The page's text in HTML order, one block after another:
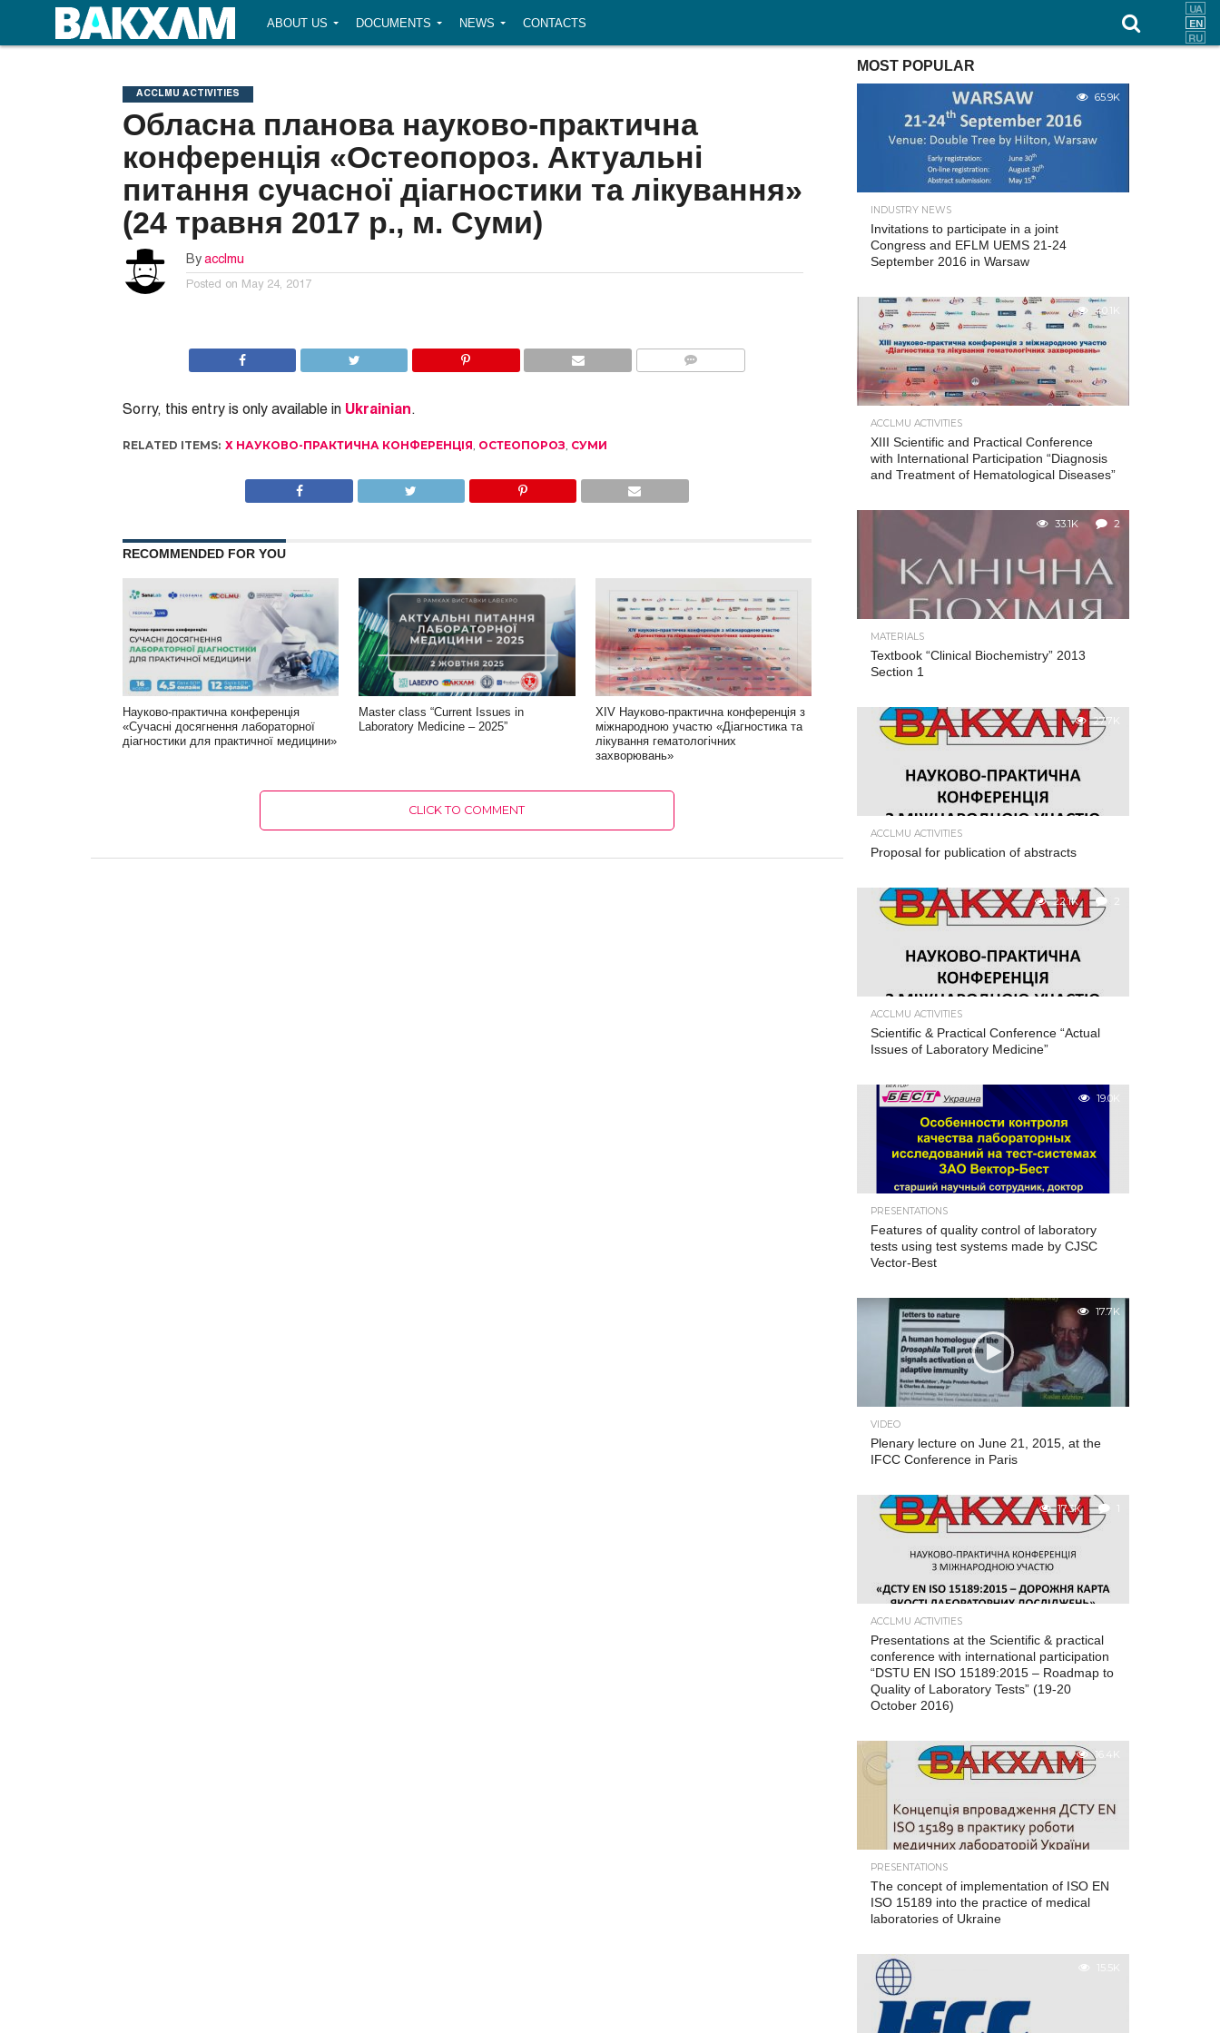
ABOUT US DOCUMENTS NEWS CONTACTS
ACCLMU ACTIVITIES
Обласна планова науково-практична
конференція «Остеопороз. Актуальні
питання сучасної діагностики та лікування»
(24 травня 2017 р., м. Суми)
By acclmu
Posted on May 24, 2017
Sorry, this entry is only available in Ukrainian.
RELATED ITEMS: Х НАУКОВО-ПРАКТИЧНА КОНФЕРЕНЦІЯ, ОСТЕОПОРОЗ, СУМИ
RECOMMENDED FOR YOU
Науково-практична конференція
«Сучасні досягнення лабораторної
діагностики для практичної медицини»
Master class “Current Issues in
Laboratory Medicine – 2025”
XIV Науково-практична конференція з
міжнародною участю «Діагностика та
лікування гематологічних
захворювань»
CLICK TO COMMENT
MOST POPULAR
65.9K
INDUSTRY NEWS
Invitations to participate in a joint
Congress and EFLM UEMS 21-24
September 2016 in Warsaw
40.1K
ACCLMU ACTIVITIES
XIII Scientific and Practical Conference
with International Participation “Diagnosis
and Treatment of Hematological Diseases”
33.1K 2
MATERIALS
Textbook “Clinical Biochemistry” 2013
Section 1
27.7K
ACCLMU ACTIVITIES
Proposal for publication of abstracts
22.1K 2
ACCLMU ACTIVITIES
Scientific & Practical Conference “Actual
Issues of Laboratory Medicine”
19.0K
PRESENTATIONS
Features of quality control of laboratory
tests using test systems made by CJSC
Vector-Best
17.7K
VIDEO
Plenary lecture on June 21, 2015, at the
IFCC Conference in Paris
17.3K 1
ACCLMU ACTIVITIES
Presentations at the Scientific & practical
conference with international participation
“DSTU EN ISO 15189:2015 – Roadmap to
Quality of Laboratory Tests” (19-20
October 2016)
16.4K
PRESENTATIONS
The concept of implementation of ISO EN
ISO 15189 into the practice of medical
laboratories of Ukraine
15.5K